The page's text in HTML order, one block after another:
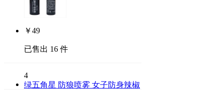
￥49
已售出 16 件
4
绿五角星 防狼喷雾 女子防身辣椒